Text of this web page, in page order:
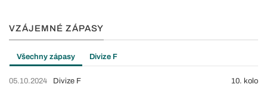
VZÁJEMNÉ ZÁPASY
Všechny zápasy Divize F
05.10.2024 Divize F 10. kolo